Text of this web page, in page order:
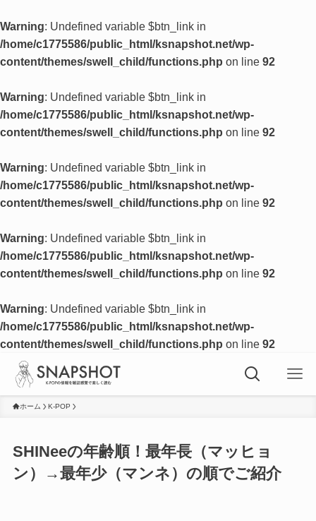
Warning: Undefined variable $btn_link in
/home/c1775586/public_html/ksnapshot.net/wp-
content/themes/swell_child/functions.php on line 92
Warning: Undefined variable $btn_link in
/home/c1775586/public_html/ksnapshot.net/wp-
content/themes/swell_child/functions.php on line 92
Warning: Undefined variable $btn_link in
/home/c1775586/public_html/ksnapshot.net/wp-
content/themes/swell_child/functions.php on line 92
Warning: Undefined variable $btn_link in
/home/c1775586/public_html/ksnapshot.net/wp-
content/themes/swell_child/functions.php on line 92
Warning: Undefined variable $btn_link in
/home/c1775586/public_html/ksnapshot.net/wp-
content/themes/swell_child/functions.php on line 92
ホーム K-POP
SHINeeの年齢順！最年長（マッヒョ
ン）→最年少（マンネ）の順でご紹介